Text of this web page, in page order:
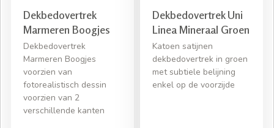
Dekbedovertrek
Marmeren Boogjes
Dekbedovertrek
Marmeren Boogjes
voorzien van
fotorealistisch dessin
voorzien van 2
verschillende kanten
Dekbedovertrek Uni
Linea Mineraal Groen
Katoen satijnen
dekbedovertrek in groen
met subtiele belijning
enkel op de voorzijde